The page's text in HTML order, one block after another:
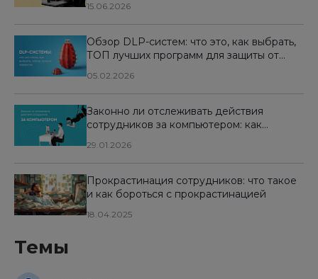
15.06.2026
Обзор DLP-систем: что это, как выбрать,
ТОП лучших программ для защиты от
05.02.2026
Законно ли отслеживать действия
сотрудников за компьютером: как
29.01.2026
Прокрастинация сотрудников: что такое
и как бороться с прокрастинацией
18.04.2025
Темы